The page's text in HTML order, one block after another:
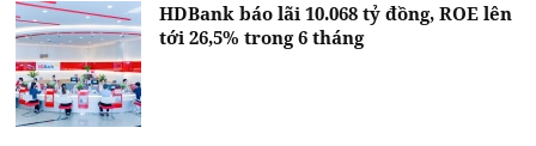
HDBank báo lãi 10.068 tỷ đồng, ROE lên
tới 26,5% trong 6 tháng